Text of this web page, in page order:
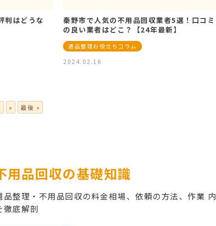
判はどうな
秦野市で人気の不用品回収業者5選！口コミ
の良い業者はどこ？【24年最新】
遺品整理お役立ちコラム
2024.02.16
» 最後 »
用品回収の基礎知識
品整理・不用品回収の料金相場、依頼の方法、作業 内
徹底解剖